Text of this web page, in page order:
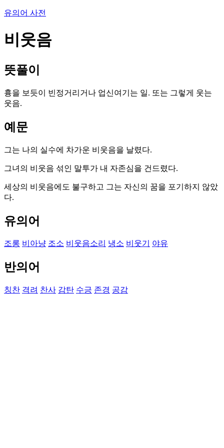
유의어 사전
비웃음
뜻풀이
흉을 보듯이 빈정거리거나 업신여기는 일. 또는 그렇게 웃는
웃음.
예문
그는 나의 실수에 차가운 비웃음을 날렸다.
그녀의 비웃음 섞인 말투가 내 자존심을 건드렸다.
세상의 비웃음에도 불구하고 그는 자신의 꿈을 포기하지 않았
다.
유의어
조롱 비아냥 조소 비웃음소리 냉소 비웃기 야유
반의어
칭찬 격려 찬사 감탄 수긍 존경 공감